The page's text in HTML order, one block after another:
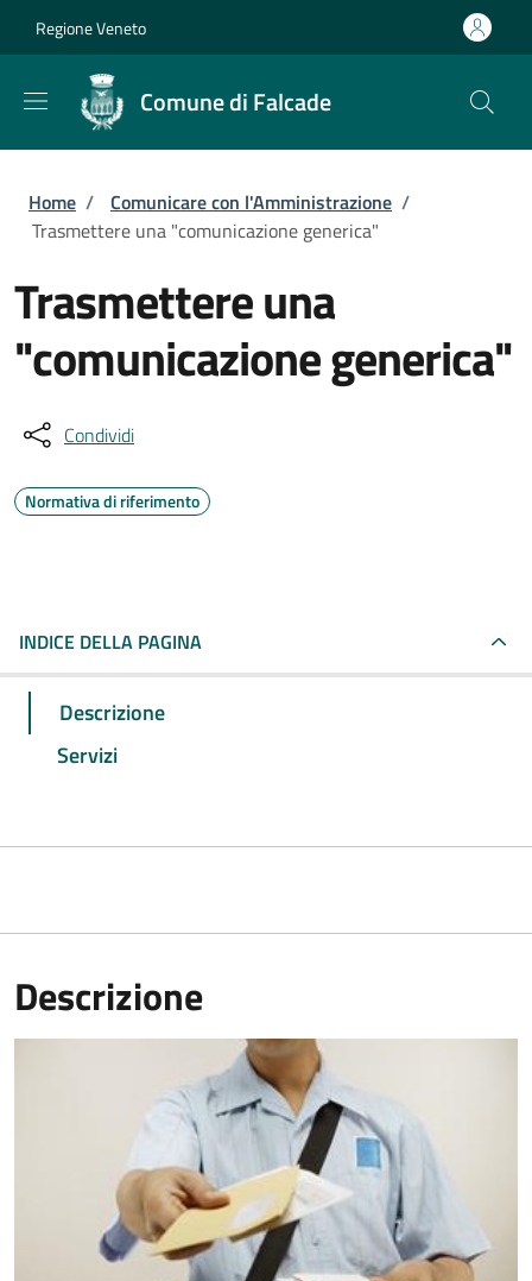
Regione Veneto
Comune di Falcade
Briciole di pane
Home / Comunicare con l'Amministrazione /
Trasmettere una "comunicazione generica"
Trasmettere una
"comunicazione generica"
Condividi
Normativa di riferimento
INDICE DELLA PAGINA
Descrizione
Servizi
Descrizione